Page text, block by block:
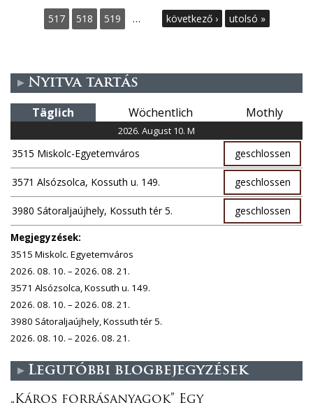
t
e
n
517 518 519 … következő › utolsó »
Nyitva tartás
Täglich Wöchentlich Mothly
2026. August 10. M
3515 Miskolc-Egyetemváros geschlossen
3571 Alsózsolca, Kossuth u. 149. geschlossen
3980 Sátoraljaújhely, Kossuth tér 5. geschlossen
Megjegyzések:
3515 Miskolc. Egyetemváros
2026. 08. 10. – 2026. 08. 21.
3571 Alsózsolca, Kossuth u. 149.
2026. 08. 10. – 2026. 08. 21.
3980 Sátoraljaújhely, Kossuth tér 5.
2026. 08. 10. – 2026. 08. 21.
Legutóbbi blogbejegyzések
„Káros forrásanyagok” Egy